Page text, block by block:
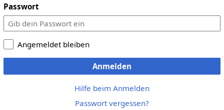
Passwort
Angemeldet bleiben
Anmelden
Hilfe beim Anmelden
Passwort vergessen?